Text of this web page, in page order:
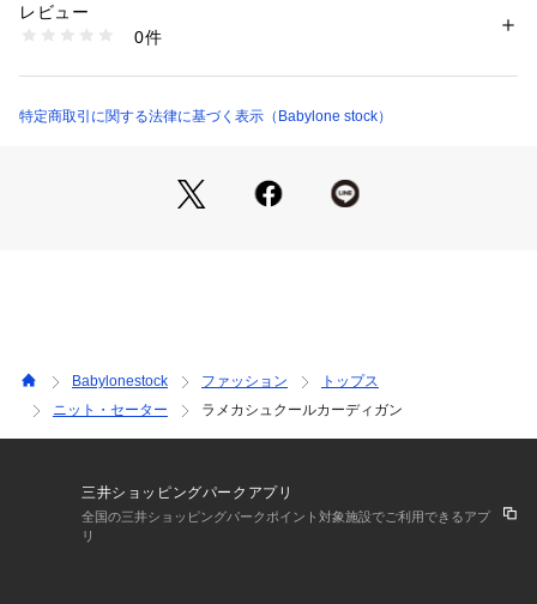
や日よけとしてもおすすめです。
イタリア製のラグジュアリーなラメコイル素材を使用。
"Be myself" 好きな色 好きなかたち 好きな着こなし 自分の好
きは自分だけが知ってる 自分らしい自分を好きでいたい
商品番号：
117174 （ショップ）
レビュー
0件
特定商取引に関する法律に基づく表示（Babylone stock）
Babylonestock ファッション
トップス
ニット・セーター
ラメカシュクールカーディガン
三井ショッピングパークアプリ
全国の三井ショッピングパークポイント対象施設でご利用できるアプ
リ